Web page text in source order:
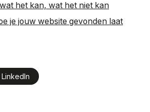
het kan, wat het niet kan
je jouw website gevonden laat
LinkedIn